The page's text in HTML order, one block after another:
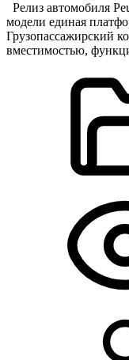
Релиз автомобиля
модели единая
Грузопассажирский
вместимостью,